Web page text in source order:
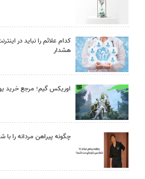
کدام علائم را نباید در
هشدار
اوریکس گیم؛ مرجع خرید
چگونه پیراهن مردانه را